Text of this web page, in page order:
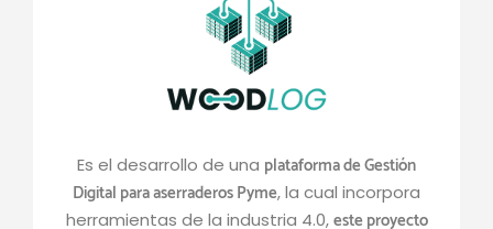
Es el desarrollo de una plataforma de Gestión
Digital para aserraderos Pyme, la cual incorpora
herramientas de la industria 4.0,este proyecto